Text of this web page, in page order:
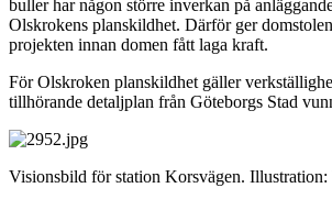
buller har någon större inverkan på
Olskrokens planskildhet. Därför ger
projekten innan domen fått laga kraft.
För Olskroken planskildhet gäller
tillhörande detaljplan från Göteborgs Stad
Visionsbild för station Korsvägen.